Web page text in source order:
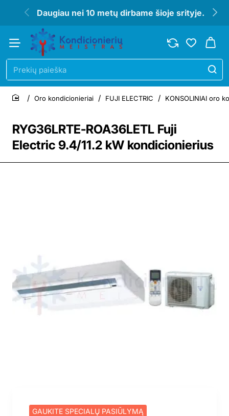
Daugiau nei 10 metų dirbame šioje srityje.
Prekių
paieška
RYG36LRTE-ROA36LETL Fuji
Electric 9.4/11.2 kW kondicionierius
home
Oro kondicionieriai FUJI ELECTRIC KONSOLINIAI oro
GAUKITE SPECIALŲ PASIŪLYMĄ